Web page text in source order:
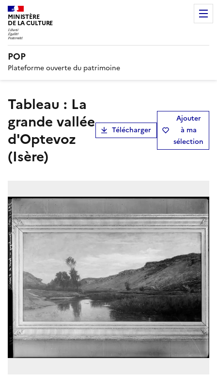
MINISTÈRE
DE LA CULTURE
POP
Plateforme ouverte du patrimoine
Tableau : La
grande vallée
d'Optevoz
(Isère)
Télécharger
Ajouter
à ma
sélection